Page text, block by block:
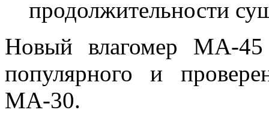
продолжительности
Новый влагомер МА-45
популярного и
МА-30.